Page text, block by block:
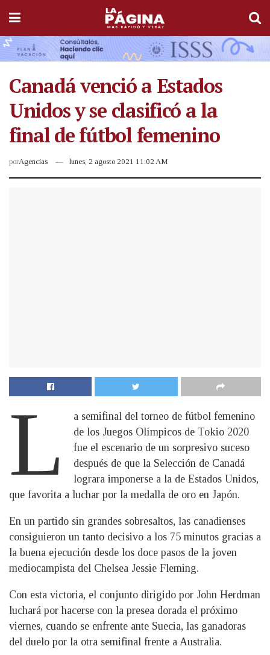
Canadá venció a Estados
Unidos y se clasificó a la
final de fútbol femenino
porAgencias lunes, 2 agosto 2021 11:02 AM
L
a semifinal del torneo de fútbol femenino
de los Juegos Olímpicos de Tokio 2020
fue el escenario de un sorpresivo suceso
después de que la Selección de Canadá
lograra imponerse a la de Estados Unidos,
que favorita a luchar por la medalla de oro en Japón.
En un partido sin grandes sobresaltos, las canadienses
consiguieron un tanto decisivo a los 75 minutos gracias a
la buena ejecución desde los doce pasos de la joven
mediocampista del Chelsea Jessie Fleming.
Con esta victoria, el conjunto dirigido por John Herdman
luchará por hacerse con la presea dorada el próximo
viernes, cuando se enfrente ante Suecia, las ganadoras
del duelo por la otra semifinal frente a Australia.